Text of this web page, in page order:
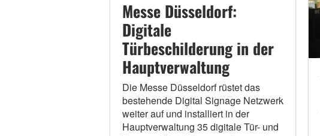
Messe Düsseldorf:
Digitale
Türbeschilderung in der
Hauptverwaltung
Die Messe Düsseldorf rüstet das
bestehende Digital Signage Netzwerk
weiter auf und installiert in der
Hauptverwaltung 35 digitale Tür- und